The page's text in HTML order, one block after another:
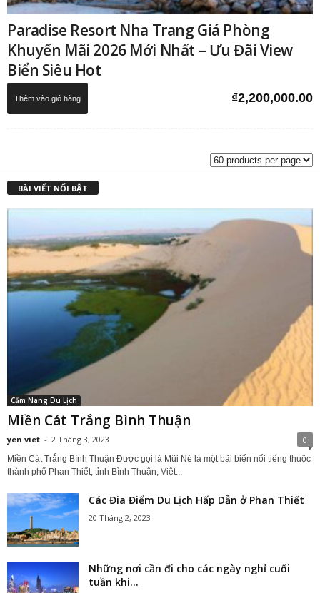
Paradise Resort Nha Trang Giá Phòng
Khuyến Mãi 2026 Mới Nhất – Ưu Đãi View
Biển Siêu Hot
₫2,200,000.00
Thêm vào giỏ hàng
BÀI VIẾT NỔI BẬT
Cẩm Nang Du Lịch
Miền Cát Trắng Bình Thuận
yen viet - 2 Tháng 3, 2023 0
Miền Cát Trắng Bình Thuận Được gọi là Mũi Né là một bãi biển nổi tiếng thuộc
thành phố Phan Thiết, tỉnh Bình Thuận, Việt...
Các Đia Điểm Du Lịch Hấp Dẫn ở Phan Thiết
20 Tháng 2, 2023
Những nơi cần đi cho các ngày nghỉ cuối
tuần khi...